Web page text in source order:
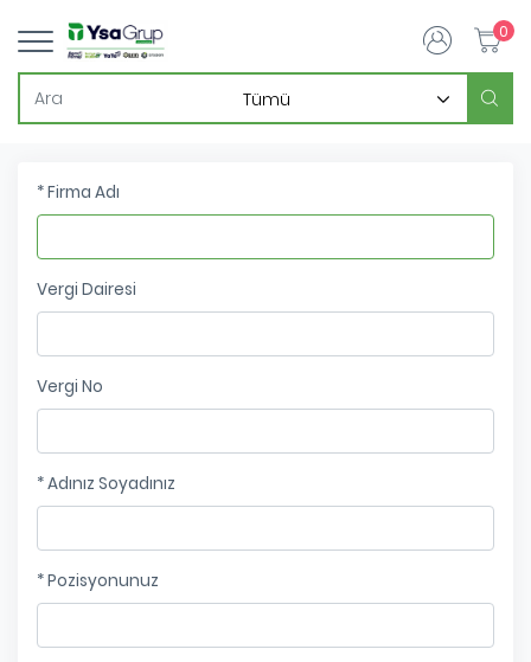
0
* Firma Adı
Vergi Dairesi
Vergi No
* Adınız Soyadınız
* Pozisyonunuz